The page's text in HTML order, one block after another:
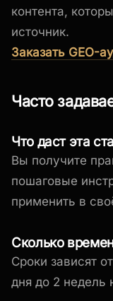
контента,
источник.
Заказать GEO-
Часто
Что даст эта
Вы получите
пошаговые
применить в
Сколько
Сроки зависят
дня до 2 недель